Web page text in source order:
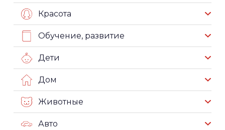
Красота
Обучение, развитие
Дети
Дом
Животные
Авто